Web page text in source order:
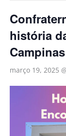
história
Campinas
março 19, 2025